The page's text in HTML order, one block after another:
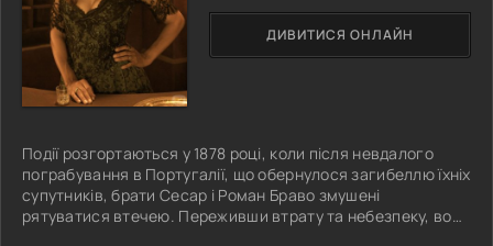
Події розгортаються у 1878 році, коли після невдалого
пограбування в Португалії, що обернулося загибеллю їхніх
супутників, брати Сесар і Роман Браво змушені
рятуватися втечею. Переживши втрату та небезпеку, вони
ДИВИТИСЯ ОНЛАЙН